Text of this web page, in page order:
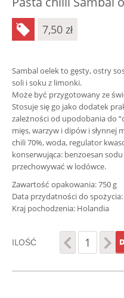
7,50 zł
Sambal oelek to gęsty, ostry
soli i soku z limonki.
Może być przygotowany ze
Stosuje się go jako dodatek
zależności od upodobania do
mięs, warzyw i dipów i słynnej
chili 70%, woda, regulator
konserwująca: benzoesan
przechowywać w lodówce.
Zawartość opakowania: 750 g
Data przydatności do spożycia:
Kraj pochodzenia: Holandia
ILOŚĆ